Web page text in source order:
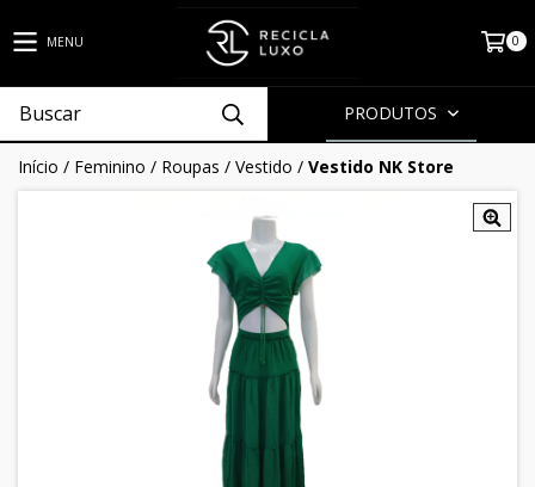
MENU 0
PRODUTOS
Início / Feminino / Roupas / Vestido / Vestido NK Store